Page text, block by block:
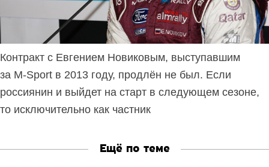
Контракт с Евгением Новиковым, выступавшим
за M-Sport в 2013 году, продлён не был. Если
россиянин и выйдет на старт в следующем сезоне,
то исключительно как частник
Ещё по теме